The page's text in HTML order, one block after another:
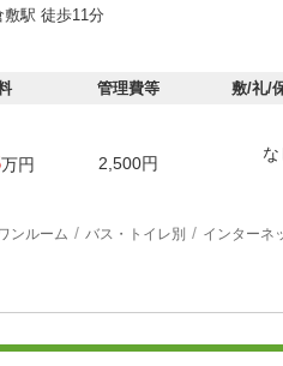
敷駅 徒歩11分
管理費等 敷/礼/
万円 2,500円
な
ンルーム バス・トイレ別 インターネ